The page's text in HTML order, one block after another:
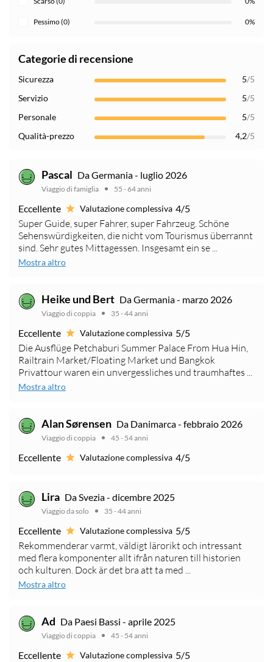
Pessimo (0) 0%
Categorie di recensione
Sicurezza 5/5
Servizio
5/5
Personale
5/5
Qualità-prezzo
4,2/5
Pascal Da Germania - luglio 2026
Viaggio di famiglia 55 - 64 anni
Eccellente Valutazione complessiva 4/5
Super Guide, super Fahrer, super Fahrzeug. Schöne
Sehenswürdigkeiten, die nicht vom Tourismus überrannt
sind. Sehr gutes Mittagessen. Insgesamt ein se ...
Mostra altro
Heike und Bert Da Germania - marzo 2026
Viaggio di coppia 35 - 44 anni
Eccellente Valutazione complessiva 5/5
Die Ausflüge Petchaburi Summer Palace From Hua Hin,
Railtrain Market/Floating Market und Bangkok
Privattour waren ein unvergessliches und traumhaftes ...
Mostra altro
Alan Sørensen Da Danimarca - febbraio 2026
Viaggio di coppia 45 - 54 anni
Eccellente Valutazione complessiva 4/5
Lira Da Svezia - dicembre 2025
Viaggio da solo 35 - 44 anni
Eccellente Valutazione complessiva 5/5
Rekommenderar varmt, väldigt lärorikt och intressant
med flera komponenter allt ifrån naturen till historien
och kulturen. Dock är det bra att ta med ...
Mostra altro
Ad Da Paesi Bassi - aprile 2025
Viaggio di coppia 45 - 54 anni
Eccellente Valutazione complessiva 5/5